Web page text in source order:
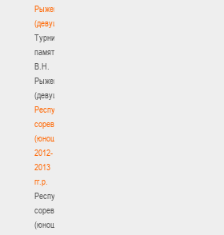
Рыженкова
(девушки)
Турнир
памяти
В.Н.
Рыженкова
(девушки)
Республиканские
соревнования
(юноши)
2012-
2013
гг.р.
Республиканские
соревнования
(юноши)